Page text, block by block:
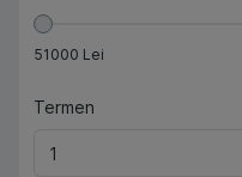
51000 Lei
Termen